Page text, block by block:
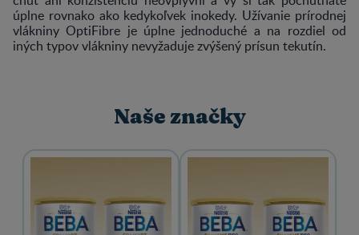
úplne rovnako ako kedykoľvek inokedy. Užívanie prírodnej
vlákniny OptiFibre je úplne jednoduché a na rozdiel od
iných typov vlákniny nevyžaduje zvýšený prísun tekutín.
Naše značky